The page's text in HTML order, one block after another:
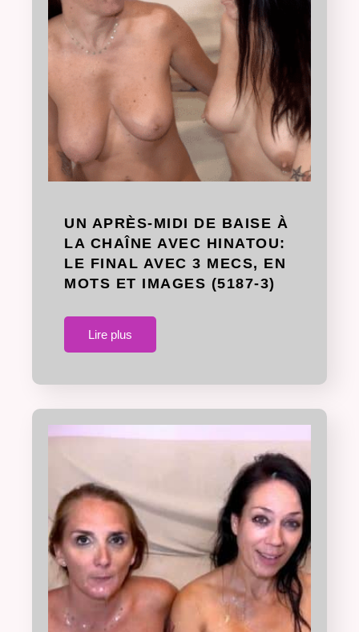
UN APRÈS-MIDI DE BAISE À
LA CHAÎNE AVEC HINATOU:
LE FINAL AVEC 3 MECS, EN
MOTS ET IMAGES (5187-3)
Lire plus